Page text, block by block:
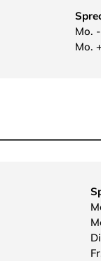
Mo. -
Mo. +
Di.
Fr.